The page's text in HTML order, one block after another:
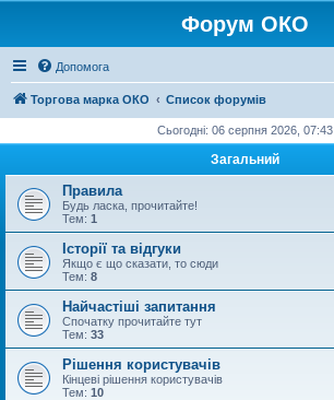
Форум ОКО
Допомога
Торгова марка ОКО Список форумів
Сьогодні: 06 серпня 2026, 07:43
Загальний
Правила
Будь ласка, прочитайте!
Тем: 1
Історії та відгуки
Якщо є що сказати, то сюди
Тем: 8
Найчастіші запитання
Спочатку прочитайте тут
Тем: 33
Рішення користувачів
Кінцеві рішення користувачів
Тем: 10